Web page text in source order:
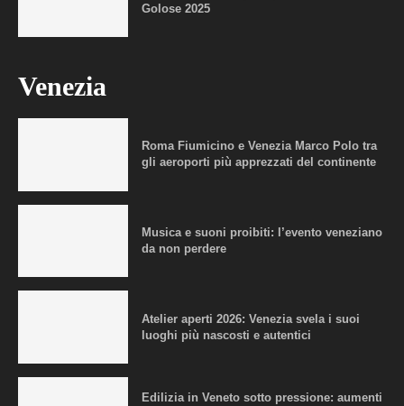
Golose 2025
Venezia
Roma Fiumicino e Venezia Marco Polo tra
gli aeroporti più apprezzati del continente
Musica e suoni proibiti: l’evento veneziano
da non perdere
Atelier aperti 2026: Venezia svela i suoi
luoghi più nascosti e autentici
Edilizia in Veneto sotto pressione: aumenti